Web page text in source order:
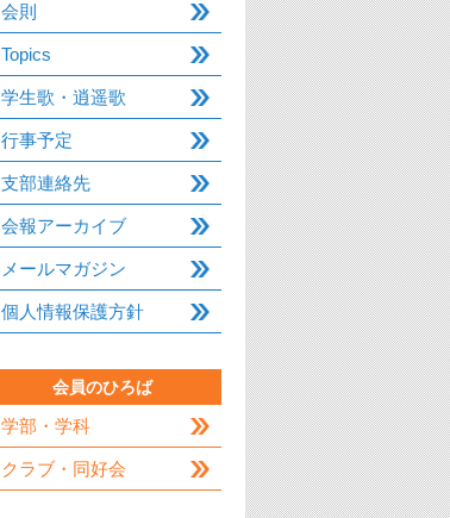
会則
Topics
学生歌・逍遥歌
行事予定
支部連絡先
会報アーカイブ
メールマガジン
個人情報保護方針
会員のひろば
学部・学科
クラブ・同好会